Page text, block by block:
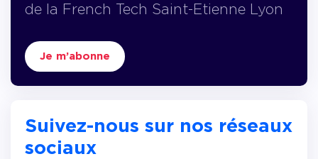
de la French Tech Saint-Etienne Lyon
Je m’abonne
Suivez-nous sur nos réseaux
sociaux